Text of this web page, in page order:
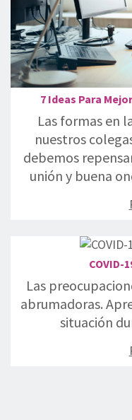
7 Ideas Para
Las formas en
nuestros
debemos
unión y buena
COVID-
Las
abrumadoras.
situación